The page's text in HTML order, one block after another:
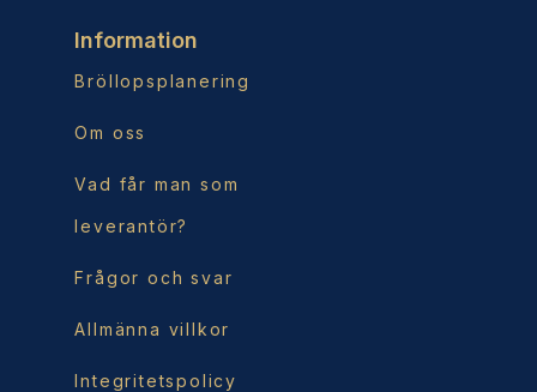
Information
Bröllopsplanering
Om oss
Vad får man som
leverantör?
Frågor och svar
Allmänna villkor
Integritetspolicy